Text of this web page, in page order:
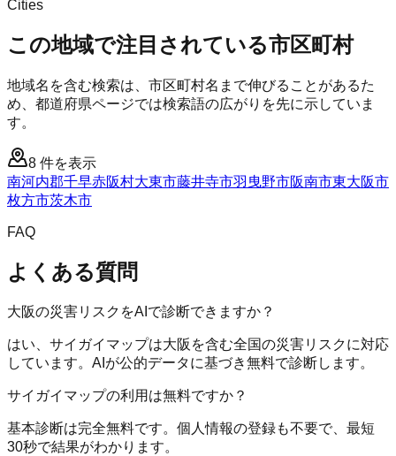
Cities
この地域で注目されている市区町村
地域名を含む検索は、市区町村名まで伸びることがあるた
め、都道府県ページでは検索語の広がりを先に示していま
す。
8 件を表示
南河内郡千早赤阪村大東市藤井寺市羽曳野市阪南市東大阪市
枚方市茨木市
FAQ
よくある質問
大阪の災害リスクをAIで診断できますか？
はい、サイガイマップは大阪を含む全国の災害リスクに対応
しています。AIが公的データに基づき無料で診断します。
サイガイマップの利用は無料ですか？
基本診断は完全無料です。個人情報の登録も不要で、最短
30秒で結果がわかります。